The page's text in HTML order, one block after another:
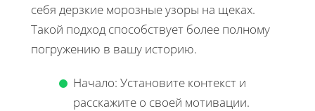
себя дерзкие морозные узоры на щеках.
Такой подход способствует более полному
погружению в вашу историю.
Начало: Установите контекст и
расскажите о своей мотивации.